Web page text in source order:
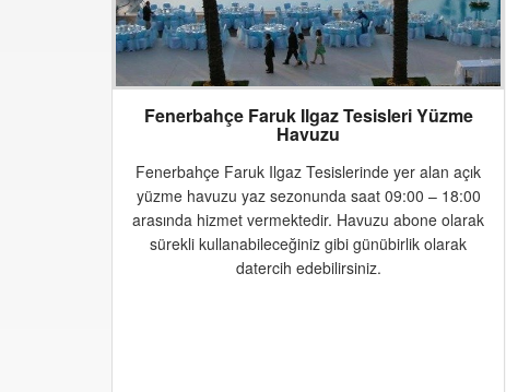
Fenerbahçe Faruk Ilgaz Tesisleri Yüzme
Havuzu
Fenerbahçe Faruk Ilgaz Tesislerinde yer alan açık
yüzme havuzu yaz sezonunda saat 09:00 – 18:00
arasında hizmet vermektedir. Havuzu abone olarak
sürekli kullanabileceğiniz gibi günübirlik olarak
datercih edebilirsiniz.